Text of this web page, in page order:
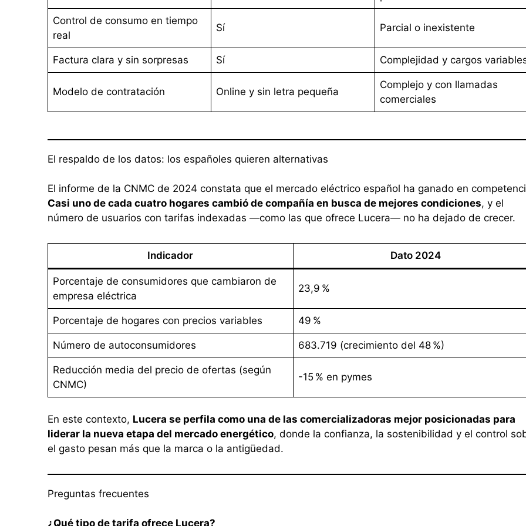
Control de consumo en tiempo
real
Sí Parcial o inexistente
Factura clara y sin sorpresas Sí Complejidad y cargos
Modelo de contratación Online y sin letra pequeña
Complejo y con llamadas
comerciales
El respaldo de los datos: los españoles quieren alternativas
El informe de la CNMC de 2024 constata que el mercado eléctrico español ha ganado en
Casi uno de cada cuatro hogares cambió de compañía en busca de mejores condiciones, y el
número de usuarios con tarifas indexadas —como las que ofrece Lucera— no ha dejado de crecer.
Indicador Dato 2024
Porcentaje de consumidores que cambiaron de
empresa eléctrica
23,9 %
Porcentaje de hogares con precios variables 49 %
Número de autoconsumidores 683.719 (crecimiento del 48 %)
Reducción media del precio de ofertas (según
CNMC)
-15 % en pymes
En este contexto, Lucera se perfila como una de las comercializadoras mejor posicionadas para
liderar la nueva etapa del mercado energético, donde la confianza, la sostenibilidad y el control
el gasto pesan más que la marca o la antigüedad.
Preguntas frecuentes
¿Qué tipo de tarifa ofrece Lucera?